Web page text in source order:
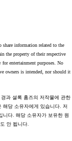
share information related to the
the property of their respective
entertainment purposes. No
owners is intended, nor should it
과 셜록 홈즈의 저작물에 관한
해당 소유자에게 있습니다. 저
니다. 해당 소유자가 보유한 원
안 됩니다.